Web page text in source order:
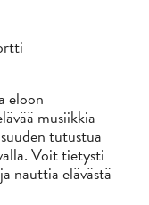
eloon
musiikkia –
tutustua
Voit tietysti
nauttia elävästä